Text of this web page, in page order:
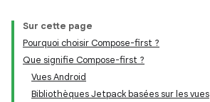
Sur cette page
Pourquoi choisir Compose-first ?
Que signifie Compose-first ?
Vues Android
Bibliothèques Jetpack basées sur les vues